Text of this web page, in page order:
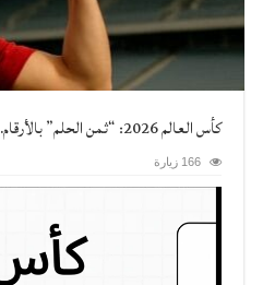
كأس العالم 2026: “ثمن الحلم” بالأرقام.. وتحدي رحلة “النشامى” الباهظة!
166 زيارة